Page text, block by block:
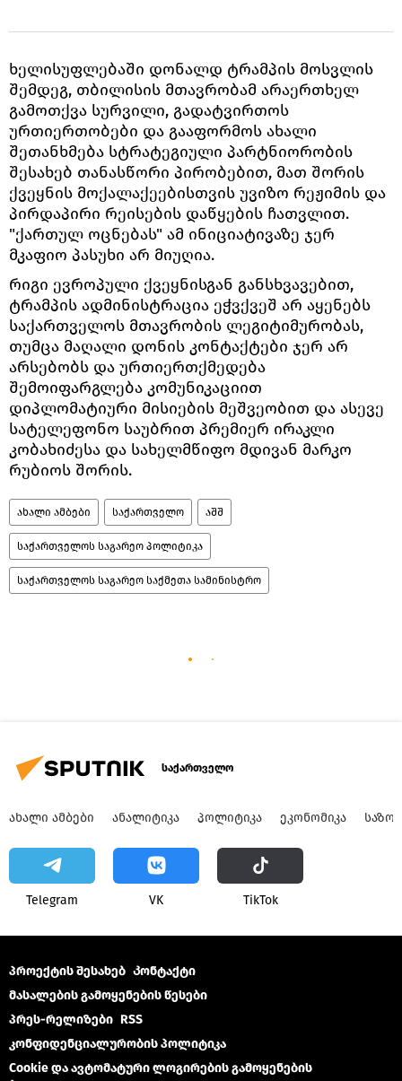
ხელისუფლებაში დონალდ ტრამპის მოსვლის
შემდეგ, თბილისის მთავრობამ არაერთხელ
გამოთქვა სურვილი, გადატვირთოს
ურთიერთობები და გააფორმოს ახალი
შეთანხმება სტრატეგიული პარტნიორობის
შესახებ თანასწორი პირობებით, მათ შორის
ქვეყნის მოქალაქეებისთვის უვიზო რეჟიმის და
პირდაპირი რეისების დაწყების ჩათვლით.
"ქართულ ოცნებას" ამ ინიციატივაზე ჯერ
მკაფიო პასუხი არ მიუღია.
რიგი ევროპული ქვეყნისგან განსხვავებით,
ტრამპის ადმინისტრაცია ეჭვქვეშ არ აყენებს
საქართველოს მთავრობის ლეგიტიმურობას,
თუმცა მაღალი დონის კონტაქტები ჯერ არ
არსებობს და ურთიერთქმედება
შემოიფარგლება კომუნიკაციით
დიპლომატიური მისიების მეშვეობით და ასევე
სატელეფონო საუბრით პრემიერ ირაკლი
კობახიძესა და სახელმწიფო მდივან მარკო
რუბიოს შორის.
ახალი ამბები საქართველო აშშ
საქართველოს საგარეო პოლიტიკა
საქართველოს საგარეო საქმეთა სამინისტრო
საქართველო
ᲐᲮᲐᲚᲘ ᲐᲛᲑᲔᲑᲘ ᲐᲜᲐᲚᲘᲢᲘᲙᲐ ᲞᲝᲚᲘᲢᲘᲙᲐ ᲔᲙᲝᲜᲝᲛᲘᲙᲐ
Telegram VK ТikТоk
პროექტის შესახებ Კონტაქტი
მასალების გამოყენების წესები
პრეს-რელიზები RSS
კონფიდენციალურობის პოლიტიკა
Cookie და ავტომატური ლოგირების გამოყენების